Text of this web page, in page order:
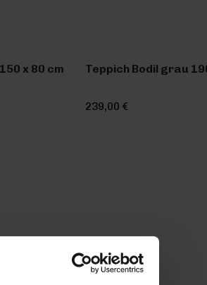
x 80 cm Teppich Bodil grau
239,00 €